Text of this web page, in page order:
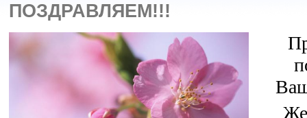
ПОЗДРАВЛЯЕМ!!!